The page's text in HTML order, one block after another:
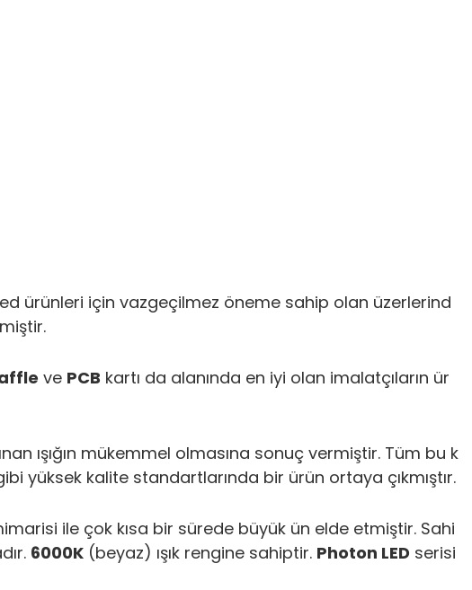
ürünleri için vazgeçilmez öneme sahip olan üzerlerind
ve PCB kartı da alanında en iyi olan imalatçıların ür
ışığın mükemmel olmasına sonuç vermiştir. Tüm bu k
yüksek kalite standartlarında bir ürün ortaya çıkmıştır.
ile çok kısa bir sürede büyük ün elde etmiştir. Sahi
6000K (beyaz) ışık rengine sahiptir. Photon LED serisi